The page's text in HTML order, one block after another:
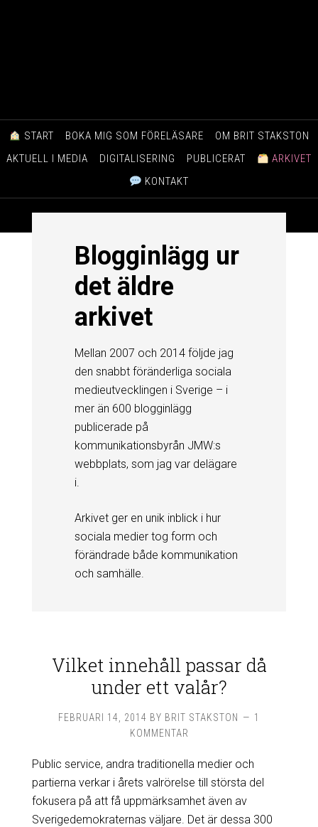
START BOKA MIG SOM FÖRELÄSARE
OM BRIT STAKSTON
AKTUELL I MEDIA
DIGITALISERING PUBLICERAT
ARKIVET
KONTAKT
Blogginlägg ur
det äldre
arkivet
Mellan 2007 och 2014 följde jag
den snabbt föränderliga sociala
medieutvecklingen i Sverige – i
mer än 600 blogginlägg
publicerade på
kommunikationsbyrån JMW:s
webbplats, som jag var delägare
i.
Arkivet ger en unik inblick i hur
sociala medier tog form och
förändrade både kommunikation
och samhälle.
Vilket innehåll passar då
under ett valår?
FEBRUARI 14, 2014 BY BRIT STAKSTON
1
KOMMENTAR
Public service, andra traditionella medier och
partierna verkar i årets valrörelse till största del
fokusera på att få uppmärksamhet även av
Sverigedemokraternas väljare. Det är dessa 300